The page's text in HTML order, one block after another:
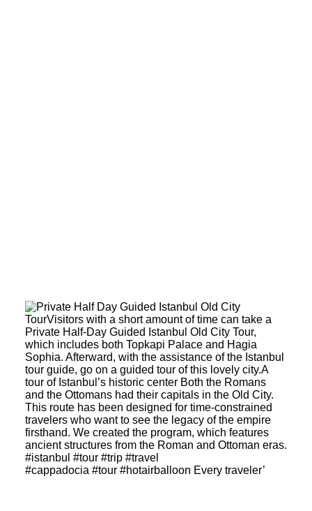
#cappadocia #tour #hotairballoon Every traveler’